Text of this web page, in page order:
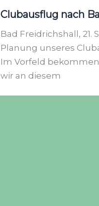
Clubausflug nach
Bad Freidrichshall, 21.
Planung unseres
Im Vorfeld
wir an diesem